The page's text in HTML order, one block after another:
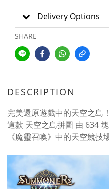
Delivery Options
SHARE
DESCRIPTION
完美還原遊戲中的天空之島！
這款 天空之島拼圖 由 634
《魔靈召喚》中的天空競技